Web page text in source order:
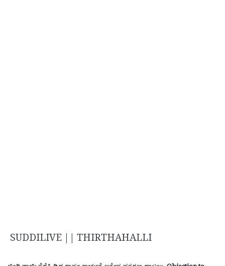
SUDDILIVE || THIRTHAHALLI